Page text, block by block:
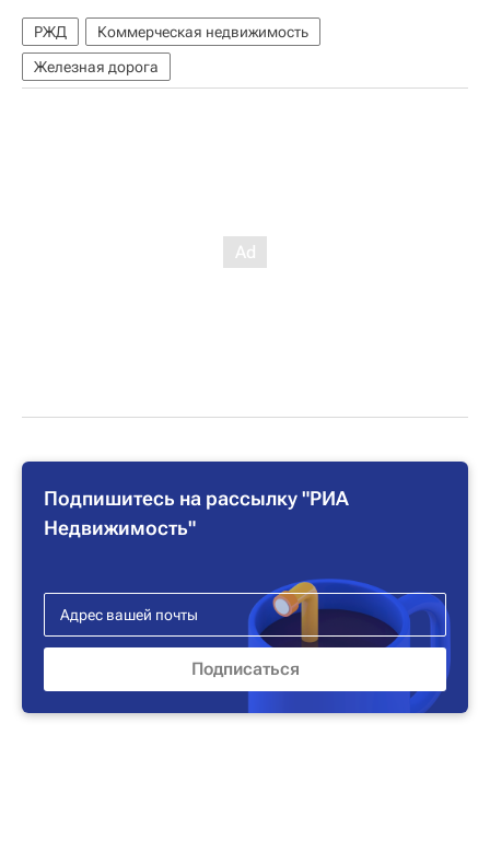
РЖД
Коммерческая недвижимость
Железная дорога
Подпишитесь на рассылку "РИА
Недвижимость"